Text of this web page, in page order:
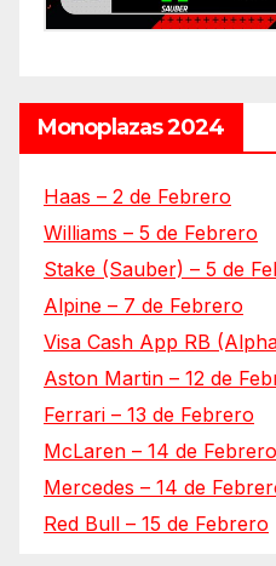
Monoplazas 2024
Haas – 2 de Febrero
Williams – 5 de Febrero
Stake (Sauber) – 5 de
Alpine – 7 de Febrero
Visa Cash App RB
Aston Martin – 12 de
Ferrari – 13 de Febrero
McLaren – 14 de Febrero
Mercedes – 14 de
Red Bull – 15 de Febrero